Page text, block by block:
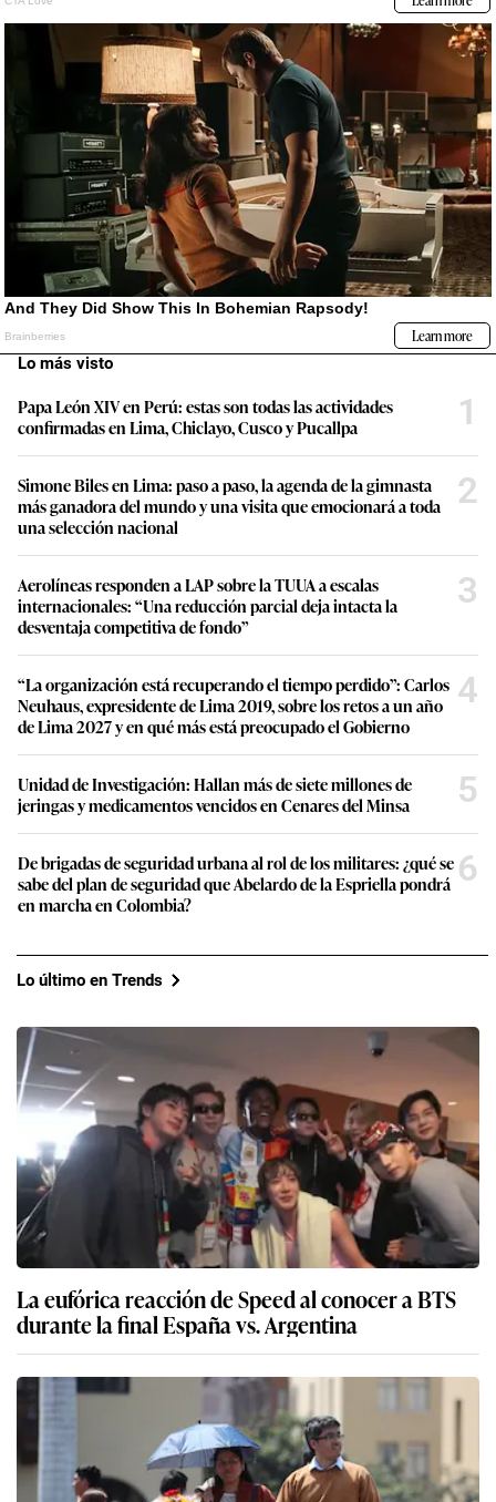
Lo más visto
Papa León XIV en Perú: estas son todas las actividades
confirmadas en Lima, Chiclayo, Cusco y Pucallpa
1
Simone Biles en Lima: paso a paso, la agenda de la gimnasta
más ganadora del mundo y una visita que emocionará a toda
una selección nacional
2
Aerolíneas responden a LAP sobre la TUUA a escalas
internacionales: “Una reducción parcial deja intacta la
desventaja competitiva de fondo”
3
“La organización está recuperando el tiempo perdido”: Carlos
Neuhaus, expresidente de Lima 2019, sobre los retos a un año
de Lima 2027 y en qué más está preocupado el Gobierno
4
Unidad de Investigación: Hallan más de siete millones de
jeringas y medicamentos vencidos en Cenares del Minsa
5
De brigadas de seguridad urbana al rol de los militares: ¿qué se
sabe del plan de seguridad que Abelardo de la Espriella pondrá
en marcha en Colombia?
6
Lo último en Trends
La eufórica reacción de Speed al conocer a BTS
durante la final España vs. Argentina